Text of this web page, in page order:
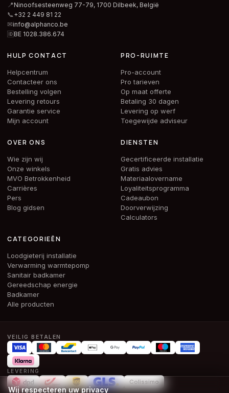
📍Ninoofsesteenweg 77-79, 1700 Dilbeek, België
📞+32 2 449 81 22
✉info@alphanco.be
🆔BE 1028.386.674
HULP CONTACT
Helpcentrum
Contacteer ons
Bestelling volgen
Levering retours
Garantie service
Mijn account
PRO-RUIMTE
Pro-account
Pro tarieven
Op maat offerte
Betaling 30 dagen
Levering op werf
Toegewijde adviseur
OVER ONS
Wie zijn wij
Onze winkels
MVO Betrokkenheid
Carrières
Pers
Blog gidsen
DIENSTEN
Gecertificeerde installatie
Gratis advies
Materiaalovername
Loyaliteitsprogramma
Cadeaubon
Doorverwijzing
Calculators
CATEGORIEËN
Loodgieterij installatie
Verwarming warmtepomp
Sanitair badkamer
Gereedschap energie
Badkamer
Alle producten
VEILIG BETALEN
LEVERING
Colissimo
Wij respecteren uw privacy